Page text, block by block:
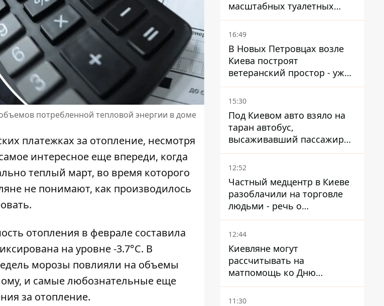
потребленной тепловой энергии в доме
платежках за отопление, несмотря
интересное еще впереди, когда
теплый март, во время которого
не понимают, как производилось
отопления в феврале составила
на уровне -3.7°С. В
морозы повлияли на объемы
и самые любознательные еще
за отопление.
масштабных туалетных
схем с фиктивным домом
16:49
В Новых Петровцах возле
Киева построят
ветеранский простор - уже
нашли проектанта
15:30
Под Киевом авто взяло на
таран автобус,
высаживавший пассажиров
на остановке - пассажир в
больнице
12:52
Частный медцентр в Киеве
разоблачили на торговле
людьми - речь о
суррогатном материнстве
12:44
Киевляне могут
рассчитывать на
матпомощь ко Дню
независимости - кому ее
дадут
11:30